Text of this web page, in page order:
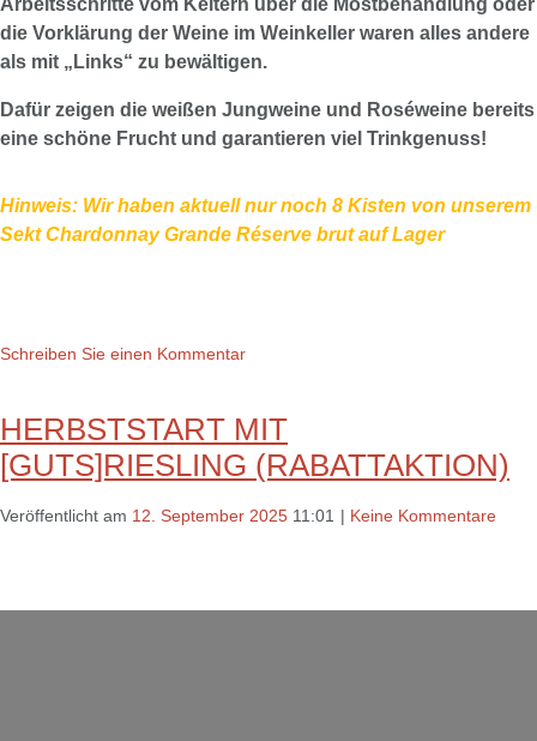
Arbeitsschritte vom Keltern ü ber die Mostbehandlung oder
die Vorklärung der Weine im Weinkeller waren alles andere
als mit „Links“ zu bewältigen.
Dafür zeigen die weißen Jungweine und Roséweine bereits
eine schöne Frucht und garantieren viel Trinkgenuss!
Hinweis: Wir haben aktuell nur noch 8 Kisten von unserem
Sekt Chardonnay Grande Réserve brutauf Lager
Schreiben Sie einen Kommentar
HERBSTSTART MIT
[GUTS]RIESLING (RABATTAKTION)
Veröffentlicht am 12. September 2025 11:01 | Keine Kommentare